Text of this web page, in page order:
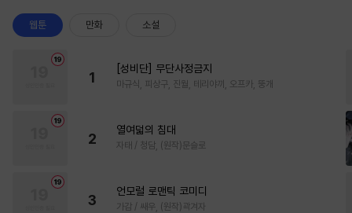
웹툰 만화 소설
1
[성비단] 무단사정금지
마규식, 피상구, 진월, 테리야끼, 오프카, 뚱개
2
열여덟의 침대
자태 / 청담, (원작)문슬로
3
언모럴 로맨틱 코미디
가감 / 쌔우, (원작)곽겨자